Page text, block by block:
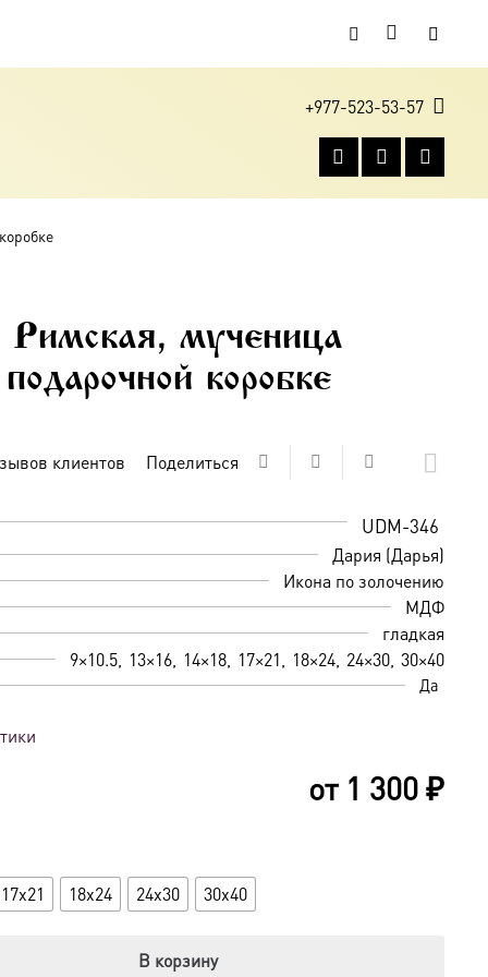
+977-523-53-57
мученица
коробке
клиентов Поделиться
UDM-346
Дария (Дарья)
Икона по золочению
МДФ
гладкая
9×10.5 13×16 14×18 17×21 18×24 24×30 30×40
Да
от 1 300₽
17x21 18x24 24x30 30x40
В корзину